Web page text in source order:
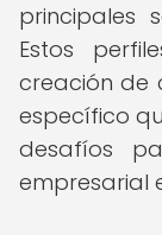
principales
Estos
creación de
específico
desafíos
empresarial